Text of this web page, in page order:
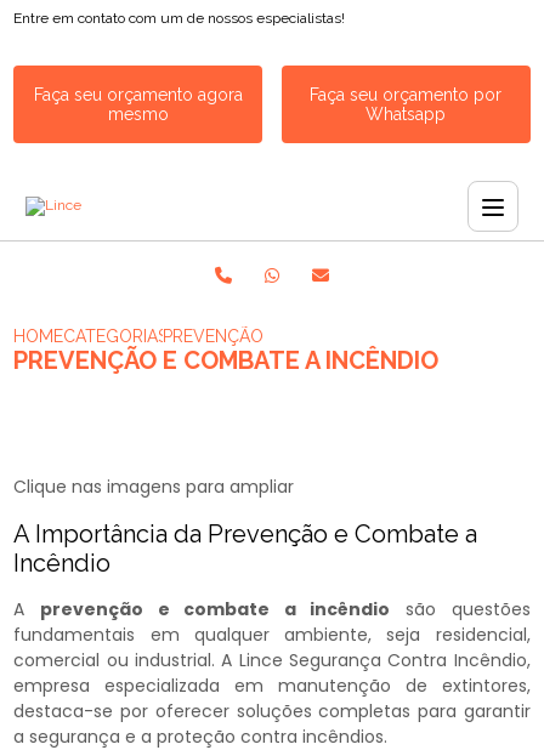
Entre em contato com um de nossos especialistas!
Faça seu orçamento agora
mesmo
Faça seu orçamento por
Whatsapp
HOMECATEGORIASPREVENÇÃO E COMBATE A INCÊNDIO​
PREVENÇÃO E COMBATE A INCÊNDIO​
Clique nas imagens para ampliar
A Importância da Prevenção e Combate a
Incêndio
A prevenção e combate a incêndio​ são questões
fundamentais em qualquer ambiente, seja residencial,
comercial ou industrial. A Lince Segurança Contra Incêndio,
empresa especializada em manutenção de extintores,
destaca-se por oferecer soluções completas para garantir
a segurança e a proteção contra incêndios.